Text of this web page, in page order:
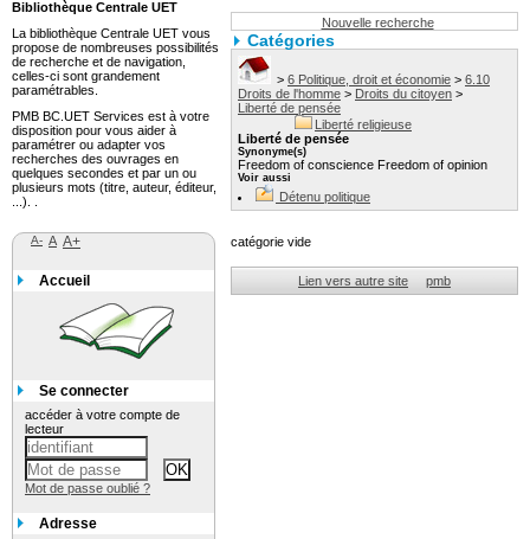
Nouvelle recherche
Catégories
> 6 Politique, droit et économie > 6.10
Droits de l'homme > Droits du citoyen >
Liberté de pensée
Liberté religieuse
Liberté de pensée
Synonyme(s)
Freedom of conscience Freedom of opinion
Voir aussi
Détenu politique
catégorie vide
Lien vers autre site pmb
Bibliothèque Centrale UET
La bibliothèque Centrale UET vous
propose de nombreuses possibilités
de recherche et de navigation,
celles-ci sont grandement
paramétrables.
PMB BC.UET Services est à votre
disposition pour vous aider à
paramétrer ou adapter vos
recherches des ouvrages en
quelques secondes et par un ou
plusieurs mots (titre, auteur, éditeur,
...). .
A- A A+
Accueil
Se connecter
accéder à votre compte de
lecteur
Mot de passe oublié ?
Adresse